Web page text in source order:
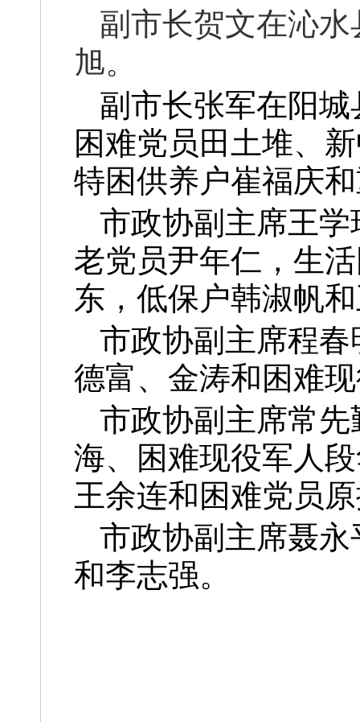
副市长贺文在沁
旭。
副市长张军在阳
困难党员田土堆、
特困供养户崔福庆
市政协副主席王
老党员尹年仁，生
东，低保户韩淑帆
市政协副主席程
德富、金涛和困难
市政协副主席常
海、困难现役军人
王余连和困难党员
市政协副主席聂
和李志强。